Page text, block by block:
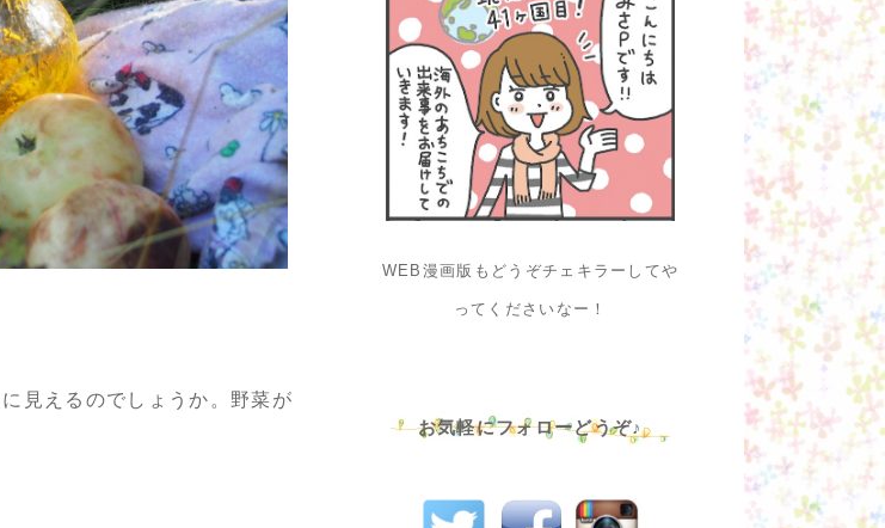
見えるのでしょうか。野菜が
WEB漫画版もどうぞチェキラーしてや
ってくださいなー！
お気軽にフォローどうぞ♪